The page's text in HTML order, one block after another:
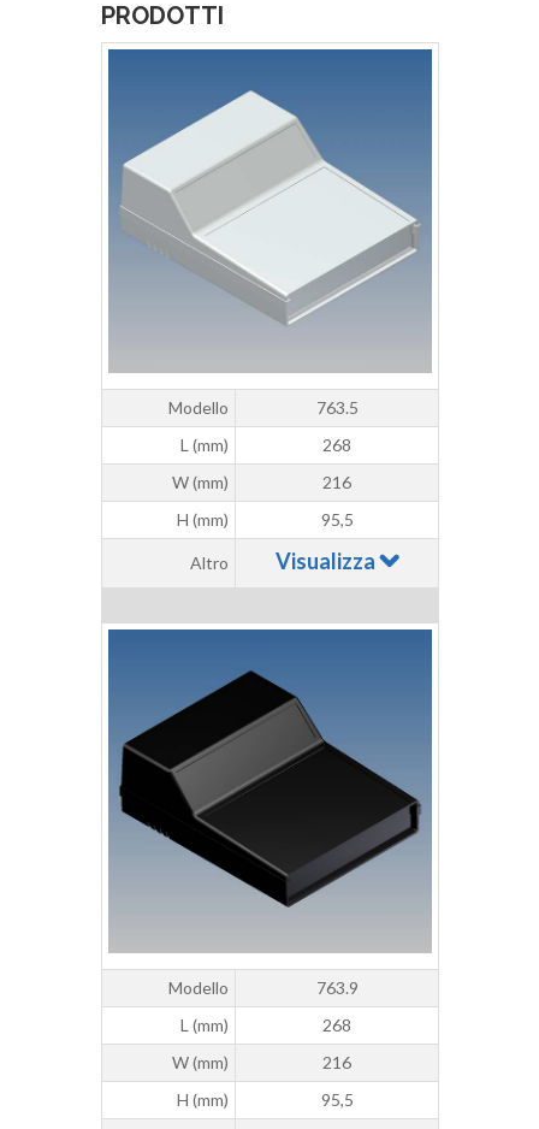
PRODOTTI
Modello
763.5
L (mm)
268
W (mm)
216
H (mm)
95,5
Altro Visualizza
Modello
763.9
L (mm)
268
W (mm)
216
H (mm)
95,5